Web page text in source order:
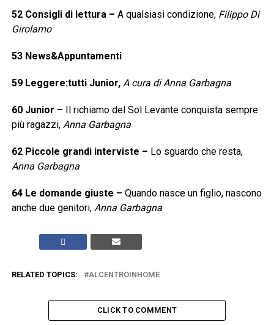
52 Consigli di lettura– A qualsiasi condizione, Filippo Di
Girolamo
53 News&Appuntamenti
59 Leggere:tutti Junior, A cura di Anna Garbagna
60 Junior –
Il richiamo del Sol Levante conquista sempre
più ragazzi, Anna Garbagna
62 Piccole grandi interviste – Lo sguardo che resta,
Anna Garbagna
64 Le domande giuste – Quando nasce un figlio, nascono
anche due genitori, Anna Garbagna
RELATED TOPICS: ALCENTROINHOME
CLICK TO COMMENT